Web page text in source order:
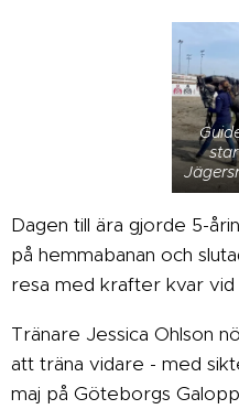
Dagen till ära gjorde 5-
på hemmabanan och
resa med krafter kvar vid
Tränare Jessica Ohlson
att träna vidare - med
maj på Göteborgs